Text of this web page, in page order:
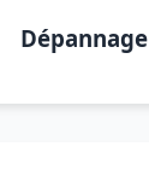
Dépannage